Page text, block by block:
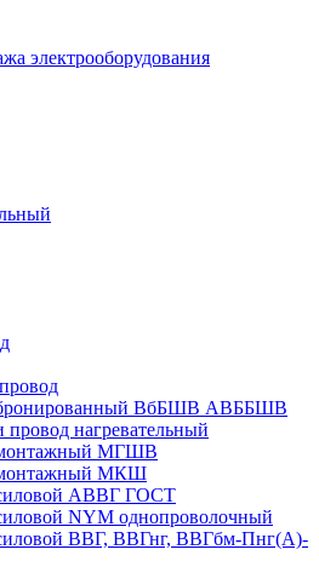
ВбБШВ АВББШВ
провод нагревательный
МГШВ
МКШ
АВВГ ГОСТ
NYM однопроволочный
ВВГ, ВВГнг, ВВГбм-Пнг(А)-